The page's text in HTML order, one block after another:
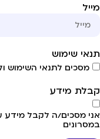
שימוש
מסכים לתנאי השימוש ול
מידע
מסכים/ה לקבל מידע